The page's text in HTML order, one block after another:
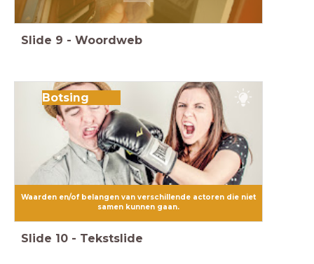
Slide 9 - Woordweb
Botsing
Waarden en/of belangen van verschillende actoren die niet
samen kunnen gaan.
Slide 10 - Tekstslide